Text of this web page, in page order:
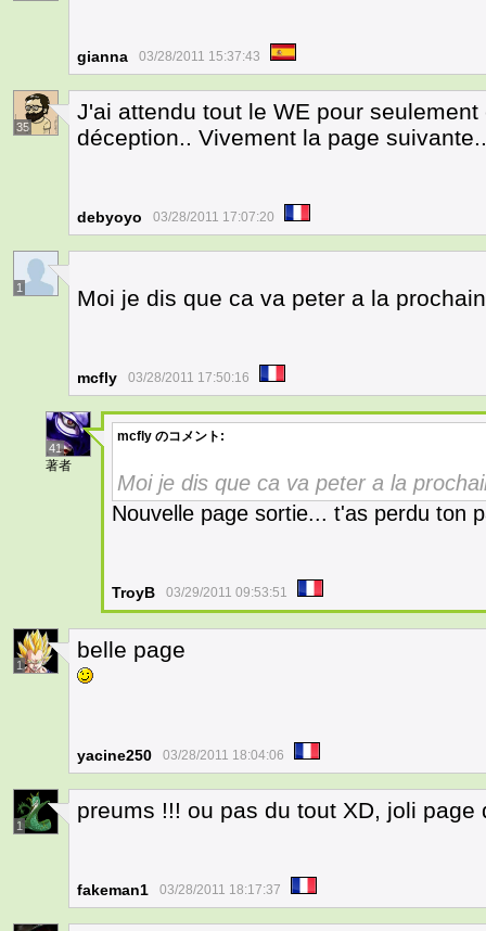
gianna 03/28/2011 15:37:43
35
J'ai attendu tout le WE pour
déception.. Vivement la page
debyoyo 03/28/2011 17:07:20
1 Moi je dis que ca va peter a la
mcfly 03/28/2011 17:50:16
41
著者
mcfly のコメント:
Moi je dis que ca va peter a la
Nouvelle page sortie... t'as perdu ton
TroyB 03/29/2011 09:53:51
1
belle page
yacine250 03/28/2011 18:04:06
1
preums !!! ou pas du tout XD, joli
fakeman1 03/28/2011 18:17:37